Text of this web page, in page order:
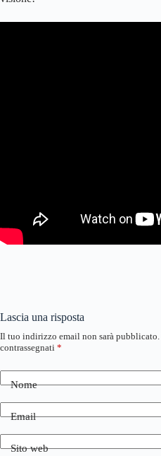
Lascia una risposta
Il tuo indirizzo email non sarà pubblicato.
contrassegnati *
Nome
Email
Sito web